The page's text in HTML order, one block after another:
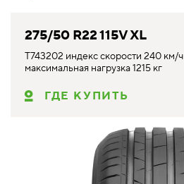
275/50 R22 115V XL
T743202 индекс скорости 240 км/ч
максимальная нагрузка 1215 кг
ГДЕ КУПИТЬ